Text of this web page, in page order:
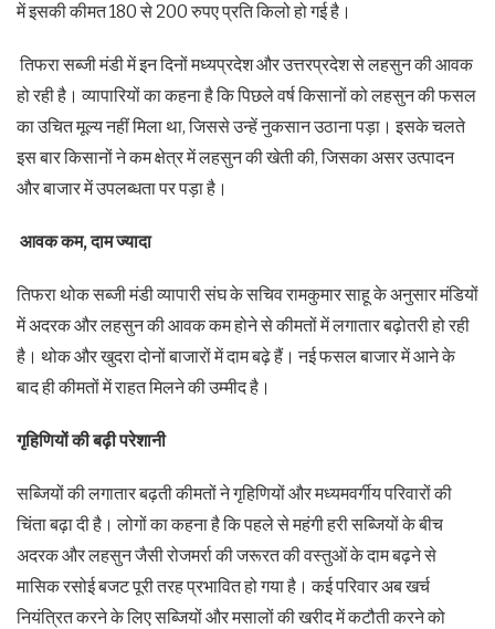
में इसकी कीमत 180 से 200 रुपए प्रति किलो हो गई है।
तिफरा सब्जी मंडी में इन दिनों मध्यप्रदेश और उत्तरप्रदेश से लहसुन की आवक
हो रही है। व्यापारियों का कहना है कि पिछले वर्ष किसानों को लहसुन की फसल
का उचित मूल्य नहीं मिला था, जिससे उन्हें नुकसान उठाना पड़ा। इसके चलते
इस बार किसानों ने कम क्षेत्र में लहसुन की खेती की, जिसका असर उत्पादन
और बाजार में उपलब्धता पर पड़ा है।
आवक कम, दाम ज्यादा
तिफरा थोक सब्जी मंडी व्यापारी संघ के सचिव रामकुमार साहू के अनुसार मंडियों
में अदरक और लहसुन की आवक कम होने से कीमतों में लगातार बढ़ोतरी हो रही
है। थोक और खुदरा दोनों बाजारों में दाम बढ़े हैं। नई फसल बाजार में आने के
बाद ही कीमतों में राहत मिलने की उम्मीद है।
गृहिणियों की बढ़ी परेशानी
सब्जियों की लगातार बढ़ती कीमतों ने गृहिणियों और मध्यमवर्गीय परिवारों की
चिंता बढ़ा दी है। लोगों का कहना है कि पहले से महंगी हरी सब्जियों के बीच
अदरक और लहसुन जैसी रोजमर्रा की जरूरत की वस्तुओं के दाम बढ़ने से
मासिक रसोई बजट पूरी तरह प्रभावित हो गया है। कई परिवार अब खर्च
नियंत्रित करने के लिए सब्जियों और मसालों की खरीद में कटौती करने को